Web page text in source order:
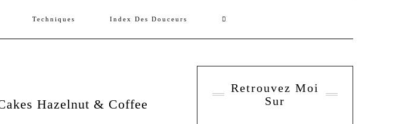
Techniques Index Des Douceurs
Hazelnut & Coffee
Retrouvez Moi
Sur